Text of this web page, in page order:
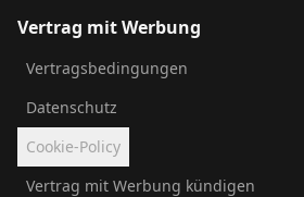
Vertrag mit Werbung
Vertragsbedingungen
Datenschutz
Cookie-Policy
Vertrag mit Werbung kündigen